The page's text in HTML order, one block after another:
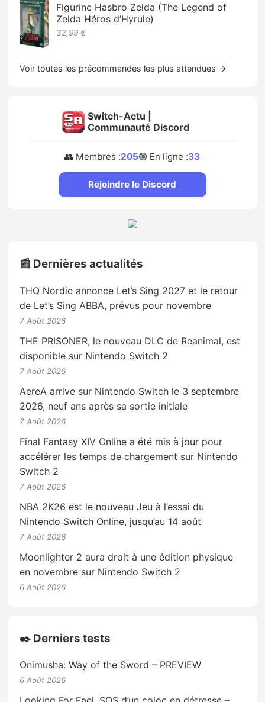
Figurine Hasbro Zelda (The Legend of
Zelda Héros d’Hyrule)
32,99 €
Voir toutes les précommandes les plus attendues →
Switch-Actu |
Communauté Discord
👥 Membres :205🟢 En ligne :33
Rejoindre le Discord
📰 Dernières actualités
THQ Nordic annonce Let’s Sing 2027 et le retour
de Let’s Sing ABBA, prévus pour novembre
7 Août 2026
THE PRISONER, le nouveau DLC de Reanimal, est
disponible sur Nintendo Switch 2
7 Août 2026
AereA arrive sur Nintendo Switch le 3 septembre
2026, neuf ans après sa sortie initiale
7 Août 2026
Final Fantasy XIV Online a été mis à jour pour
accélérer les temps de chargement sur Nintendo
Switch 2
7 Août 2026
NBA 2K26 est le nouveau Jeu à l’essai du
Nintendo Switch Online, jusqu’au 14 août
7 Août 2026
Moonlighter 2 aura droit à une édition physique
en novembre sur Nintendo Switch 2
6 Août 2026
✒️ Derniers tests
Onimusha: Way of the Sword – PREVIEW
6 Août 2026